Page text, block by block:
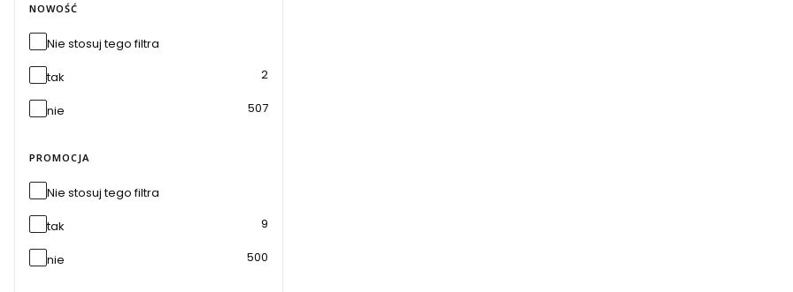
NOWOŚĆ
Nie stosuj tego filtra
tak
2
nie 507
PROMOCJA
Nie stosuj tego filtra
tak
9
nie 500